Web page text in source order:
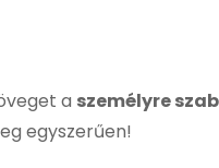
a személyre
egyszerűen!